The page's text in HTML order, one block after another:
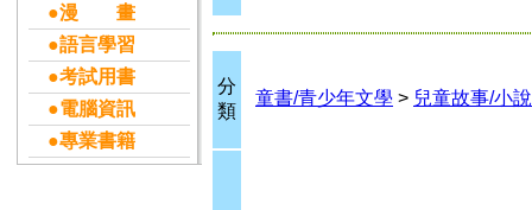
●漫 畫
●語言學習
●考試用書
●電腦資訊
●專業書籍
分
類
童書/青少年文學 > 兒童故事/小說